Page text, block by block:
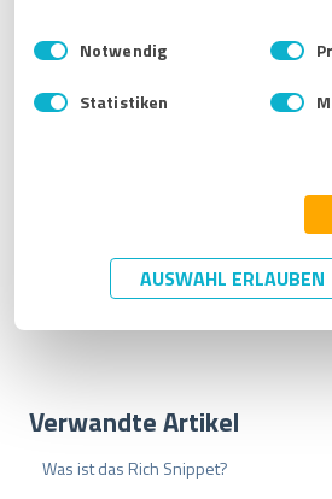
Impressum
E
i
w
s
Notwendig
Statistiken
AUSWAHL ERLAUBEN
Online Reputation
Consultant
E-Mail:
Verwandte Artikel
Was ist das Rich Snippet?